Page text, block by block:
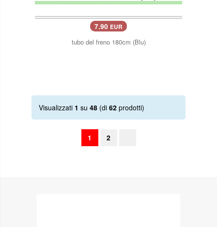
7.90 EUR
tubo del freno 180cm (Blu)
Visualizzati 1 su 48 (di 62 prodotti)
1 2